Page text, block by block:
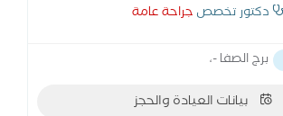
دكتور تخصص جراحة عامة
برج الصفا -،
بيانات العيادة والحجز